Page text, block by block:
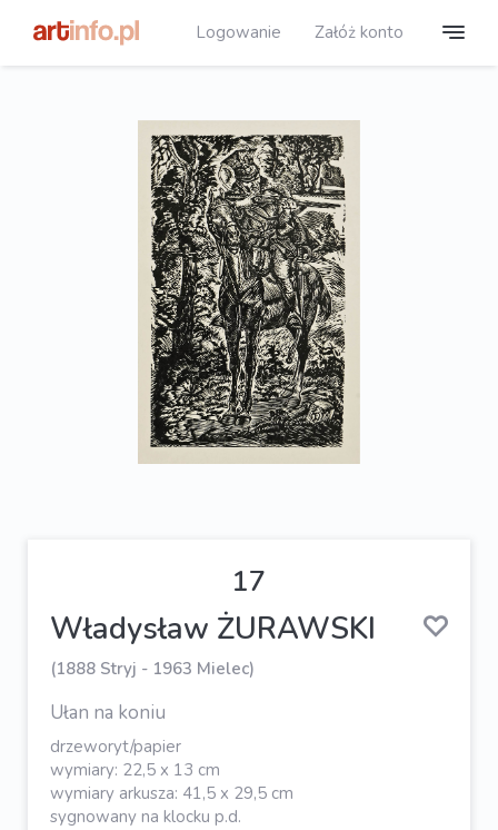
Logowanie Załóż konto
17
Władysław ŻURAWSKI
(1888 Stryj - 1963 Mielec)
Ułan na koniu
drzeworyt/papier
wymiary: 22,5 x 13 cm
wymiary arkusza: 41,5 x 29,5 cm
sygnowany na klocku p.d.